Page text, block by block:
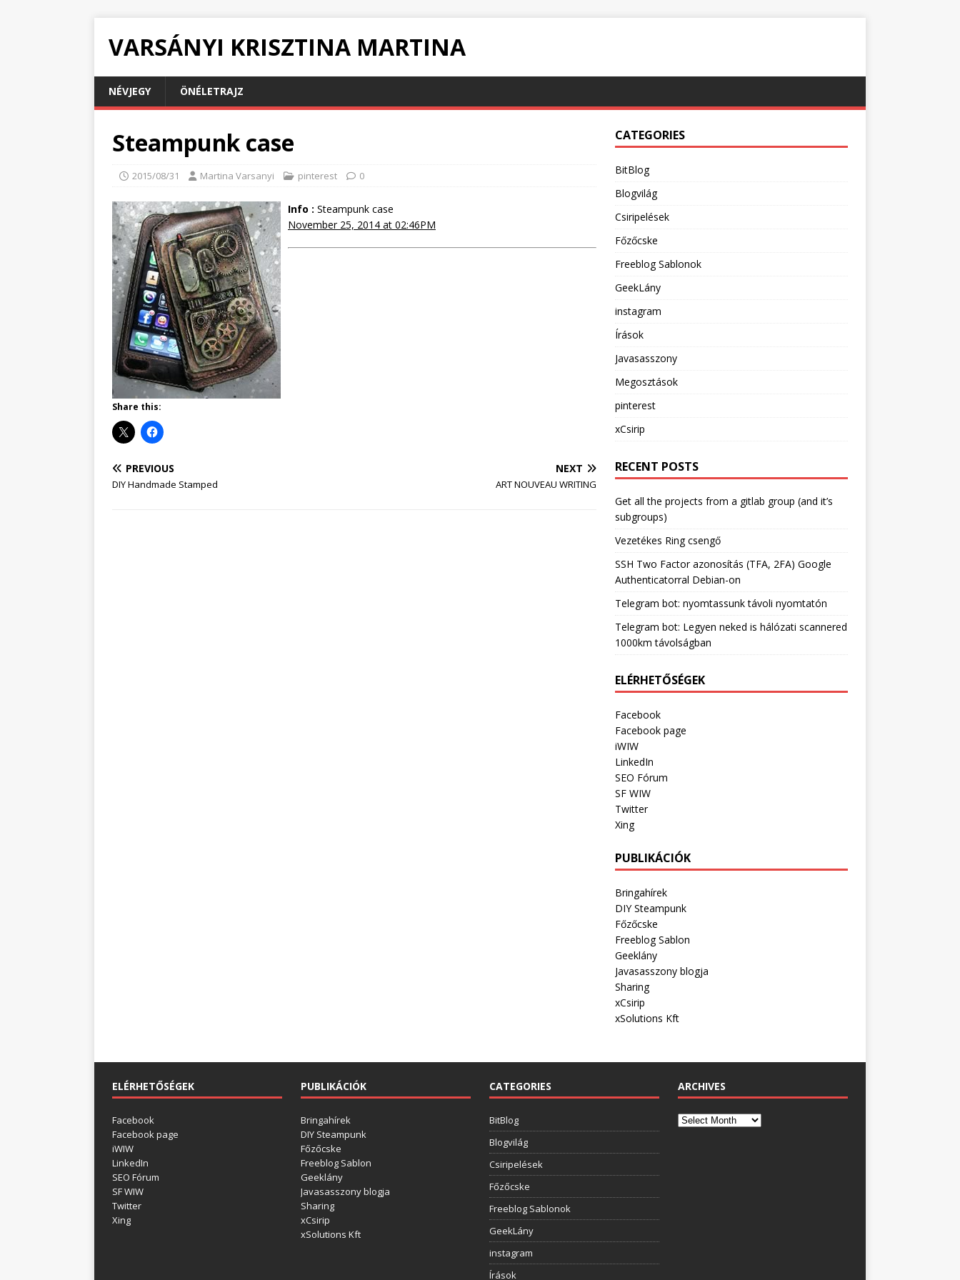
VARSÁNYI KRISZTINA MARTINA
NÉVJEGY ÖNÉLETRAJZ
Steampunk case
2015/08/31 Martina Varsanyi pinterest 0
Info : Steampunk case
November 25, 2014 at 02:46PM
Share this:
PREVIOUS
DIY Handmade Stamped
NEXT
ART NOUVEAU WRITING
CATEGORIES
BitBlog
Blogvilág
Csiripelések
Főzőcske
Freeblog Sablonok
GeekLány
instagram
Írások
Javasasszony
Megosztások
pinterest
xCsirip
RECENT POSTS
Get all the projects from a gitlab group (and it’s
subgroups)
Vezetékes Ring csengő
SSH Two Factor azonosítás (TFA, 2FA) Google
Authenticatorral Debian-on
Telegram bot: nyomtassunk távoli nyomtatón
Telegram bot: Legyen neked is hálózati scannered
1000km távolságban
ELÉRHETŐSÉGEK
Facebook
Facebook page
iWIW
LinkedIn
SEO Fórum
SF WIW
Twitter
Xing
PUBLIKÁCIÓK
Bringahírek
DIY Steampunk
Főzőcske
Freeblog Sablon
Geeklány
Javasasszony blogja
Sharing
xCsirip
xSolutions Kft
ELÉRHETŐSÉGEK
Facebook
Facebook page
iWIW
LinkedIn
SEO Fórum
SF WIW
Twitter
Xing
PUBLIKÁCIÓK
Bringahírek
DIY Steampunk
Főzőcske
Freeblog Sablon
Geeklány
Javasasszony blogja
Sharing
xCsirip
xSolutions Kft
CATEGORIES
BitBlog
Blogvilág
Csiripelések
Főzőcske
Freeblog Sablonok
GeekLány
instagram
Írások
ARCHIVES